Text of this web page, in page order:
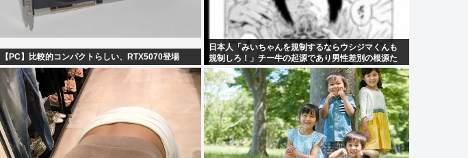
【PC】比較的コンパクトらしい、RTX5070登場
日本人「みいちゃんを規制するならウシジマくんも
規制しろ！」チー牛の起源であり男性差別の根源た
るウシジマを許すな！！！